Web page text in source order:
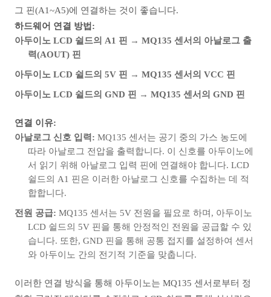
그 핀(A1~A5)에 연결하는 것이 좋습니다.
하드웨어 연결 방법:
아두이노 LCD 쉴드의 A1 핀
→ MQ135 센서의 아날로그 출
력(AOUT) 핀
아두이노 LCD 쉴드의 5V 핀 → MQ135 센서의 VCC 핀
아두이노 LCD 쉴드의 GND 핀 → MQ135 센서의 GND 핀
연결 이유:
아날로그 신호 입력: MQ135 센서는 공기 중의 가스 농도에
따라 아날로그 전압을 출력합니다. 이 신호를 아두이노에
서 읽기 위해 아날로그 입력 핀에 연결해야 합니다. LCD
쉴드의 A1 핀은 이러한 아날로그 신호를 수집하는 데 적
합합니다.
전원 공급: MQ135 센서는 5V 전원을 필요로 하며, 아두이노
LCD 쉴드의 5V 핀을 통해 안정적인 전원을 공급할 수 있
습니다. 또한, GND 핀을 통해 공통 접지를 설정하여 센서
와 아두이노 간의 전기적 기준을 맞춥니다.
이러한 연결 방식을 통해 아두이노는 MQ135 센서로부터 정